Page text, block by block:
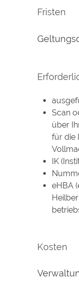
Fristen
Scan
über
für die
IK
eHBA
Kosten